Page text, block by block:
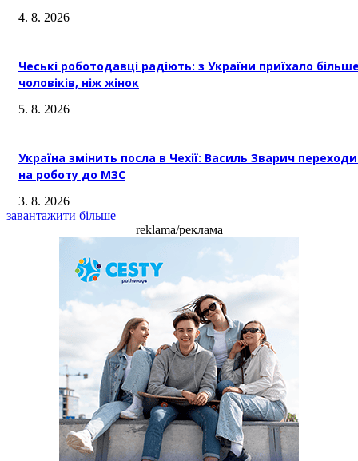
4. 8. 2026
Чеські роботодавці радіють: з України приїхало
чоловіків, ніж жінок
5. 8. 2026
Україна змінить посла в Чехії: Василь Зварич
на роботу до МЗС
3. 8. 2026
завантажити більше
reklama/реклама